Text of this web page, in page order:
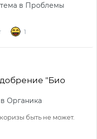
тема в Проблемы
1
"Био
Органика
быть не может.